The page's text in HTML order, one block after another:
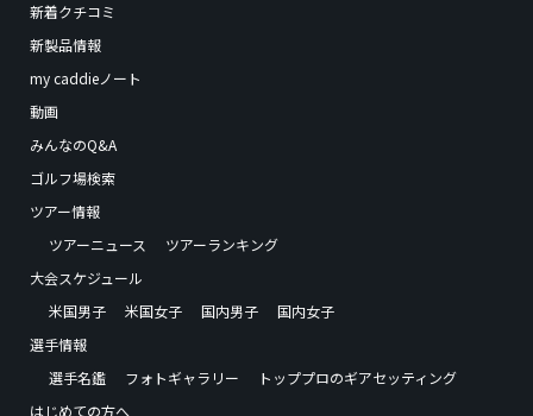
新着クチコミ
新製品情報
my caddieノート
動画
みんなのQ&A
ゴルフ場検索
ツアー情報
ツアーニュース
ツアーランキング
大会スケジュール
米国男子
米国女子 国内男子
国内女子
選手情報
選手名鑑
フォトギャラリー
トッププロのギアセッティング
はじめての方へ